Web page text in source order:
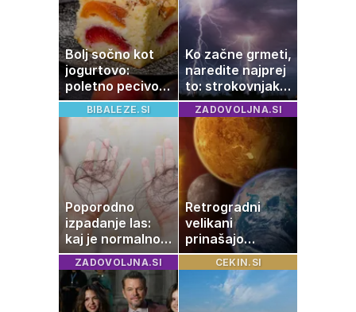
uživajo
Bolj sočno kot
jogurtovo:
poletno pecivo,
ki vedno uspe
Ko začne grmeti,
naredite najprej
to: strokovnjaki
opozarjajo na
pogosto napako
BIBALEZE.SI
Poporodno
izpadanje las:
kaj je normalno
in kako si
pomagati
ZADOVOLJNA.SI
Retrogradni
velikani
prinašajo
pomembne
premike – kaj
pomeni, da so
Saturn, Neptun
ZADOVOLJNA.SI CEKIN.SI